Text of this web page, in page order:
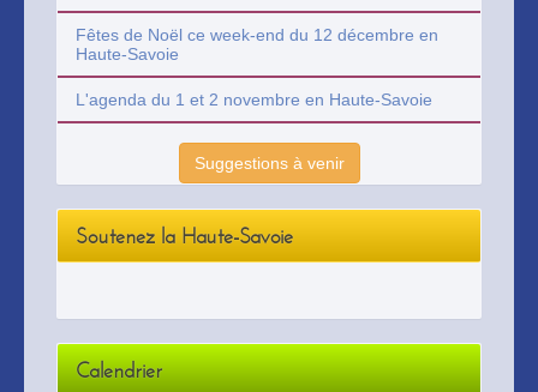
Fêtes de Noël ce week-end du 12 décembre en
Haute-Savoie
L'agenda du 1 et 2 novembre en Haute-Savoie
Suggestions à venir
Soutenez la Haute-Savoie
Calendrier